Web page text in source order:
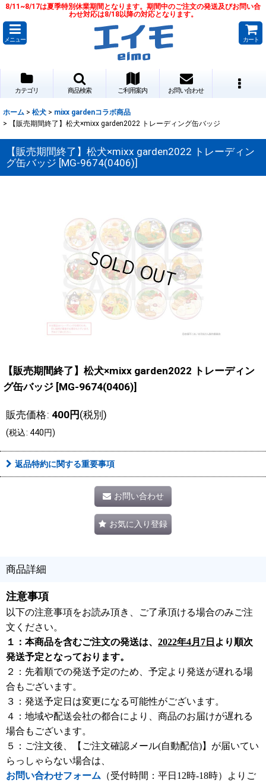
8/11~8/17は夏季特別休業期間となります。期間中のご注文の発送及びお問い合
わせ対応は8/18以降の対応となります。
メニュー カート
カテゴリ 商品検索 ご利用案内 お問い合わせ
ホーム > 松犬 > mixx gardenコラボ商品
>
【販売期間終了】松犬×mixx garden2022 トレーディング缶バッジ
【販売期間終了】松犬×mixx garden2022 トレーディン
グ缶バッジ [MG-9674(0406)]
【販売期間終了】松犬×mixx garden2022 トレーディン
グ缶バッジ [MG-9674(0406)]
販売価格: 400円 (税別)
(税込: 440円)
返品特約に関する重要事項
お問い合わせ
お気に入り登録
商品詳細
注意事項
以下の注意事項をお読み頂き、ご了承頂ける場合のみご注
文ください。
１：本商品を含むご注文の発送は、 2022年4月7日 より順次
発送予定となっております。
２：先着順での発送予定のため、予定より発送が遅れる場
合もございます。
３：発送予定日は変更になる可能性がございます。
４：地域や配送会社の都合により、商品のお届けが遅れる
場合もございます。
５：ご注文後、【ご注文確認メール(自動配信)】が届いてい
らっしゃらない場合は、
お問い合わせフォーム （受付時間：平日12時-18時）よりご